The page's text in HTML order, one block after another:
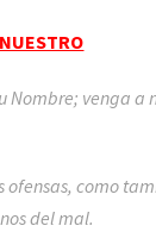
venga a
como
del mal.